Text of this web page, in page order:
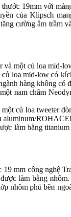
19mm với
của Klipsch
cường âm trầm
một củ loa
loa mid-low có
hàng không có
châm
củ loa tweeter
làm bằng
mm công nghệ
làm bằng
nhôm phủ bên